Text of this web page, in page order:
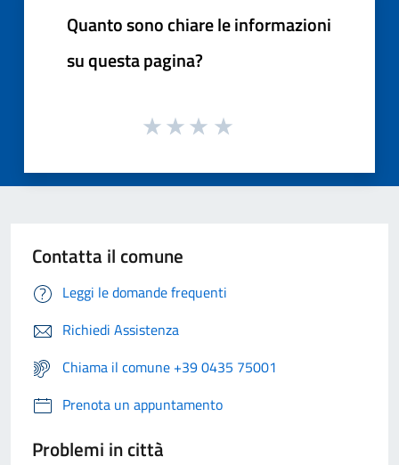
Quanto sono chiare le informazioni
su questa pagina?
Contatta il comune
Leggi le domande frequenti
Richiedi Assistenza
Chiama il comune +39 0435 75001
Prenota un appuntamento
Problemi in città